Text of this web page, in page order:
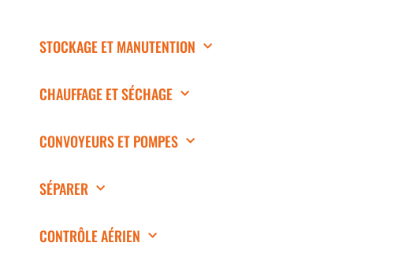
STOCKAGE ET MANUTENTION
CHAUFFAGE ET SÉCHAGE
CONVOYEURS ET POMPES
SÉPARER
CONTRÔLE AÉRIEN